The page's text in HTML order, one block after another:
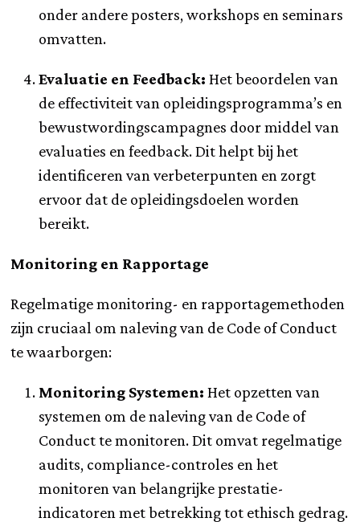
onder andere posters, workshops en seminars
omvatten.
Evaluatie en Feedback: Het beoordelen van
de effectiviteit van opleidingsprogramma’s en
bewustwordingscampagnes door middel van
evaluaties en feedback. Dit helpt bij het
identificeren van verbeterpunten en zorgt
ervoor dat de opleidingsdoelen worden
bereikt.
Monitoring en Rapportage
Regelmatige monitoring- en rapportagemethoden
zijn cruciaal om naleving van de Code of Conduct
te waarborgen:
Monitoring Systemen: Het opzetten van
systemen om de naleving van de Code of
Conduct te monitoren. Dit omvat regelmatige
audits, compliance-controles en het
monitoren van belangrijke prestatie-
indicatoren met betrekking tot ethisch gedrag.